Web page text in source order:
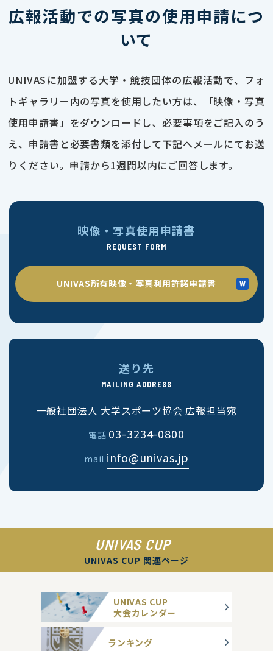
広報活動での写真の使用申請につ
いて
UNIVASに加盟する大学・競技団体の広報活動で、フォ
トギャラリー内の写真を使用したい方は、「映像・写真
使用申請書」をダウンロードし、必要事項をご記入のう
え、申請書と必要書類を添付して下記へメールにてお送
りください。申請から1週間以内にご回答します。
映像・写真使用申請書
REQUEST FORM
UNIVAS所有映像・写真利用許諾申請書
送り先
MAILING ADDRESS
一般社団法人 大学スポーツ協会 広報担当宛
電話 03-3234-0800
mail info@univas.jp
UNIVAS CUP
UNIVAS CUP 関連ページ
UNIVAS CUP
大会カレンダー
ランキング